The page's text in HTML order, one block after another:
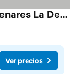
Ibis Budget Madrid Alcalá de Henares La Dehesa
Ver precios